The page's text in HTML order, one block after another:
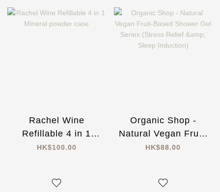
Rachel Wine
Refillable 4 in 1
Mineral powder
HK$100.00
Organic Shop -
Natural Vegan Fruit-
Based Shower Gel
Induction)
HK$88.00